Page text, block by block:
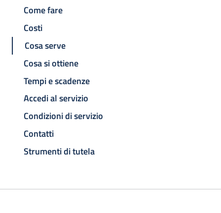
Come fare
Costi
Cosa serve
Cosa si ottiene
Tempi e scadenze
Accedi al servizio
Condizioni di servizio
Contatti
Strumenti di tutela